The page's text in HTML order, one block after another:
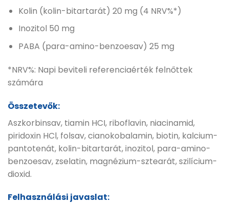
Kolin (kolin-bitartarát) 20 mg (4 NRV%*)
Inozitol 50 mg
PABA (para-amino-benzoesav) 25 mg
*NRV%: Napi beviteli referenciaérték felnőttek
számára
Összetevők:
Aszkorbinsav, tiamin HCI, riboflavin, niacinamid,
piridoxin HCl, folsav, cianokobalamin, biotin, kalcium-
pantotenát, kolin-bitartarát, inozitol, para-amino-
benzoesav, zselatin, magnézium-sztearát, szilícium-
dioxid.
Felhasználási javaslat: